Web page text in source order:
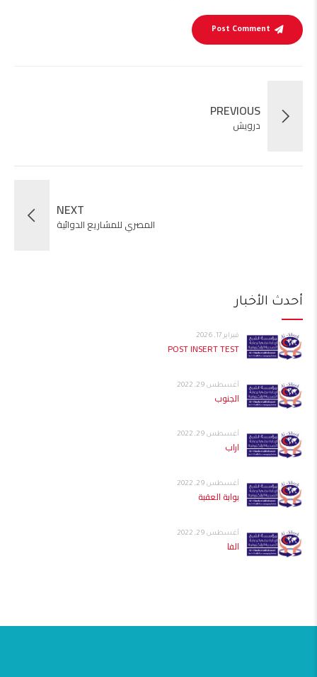
Post Comment
PREVIOUS
درويش
NEXT
المصري للمشاريع الدوائية
أحدث الأخبار
فبراير 17, 2026
POST INSERT TEST
أغسطس 29, 2022
الجنوب
أغسطس 29, 2022
اراب
أغسطس 29, 2022
بوابة العقبة
أغسطس 29, 2022
الفا